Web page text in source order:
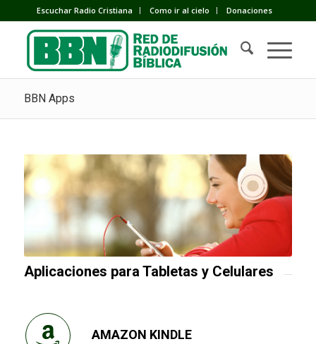
Escuchar Radio Cristiana Como ir al cielo Donaciones
BBN Apps
Aplicaciones para Tabletas y Celulares
AMAZON KINDLE